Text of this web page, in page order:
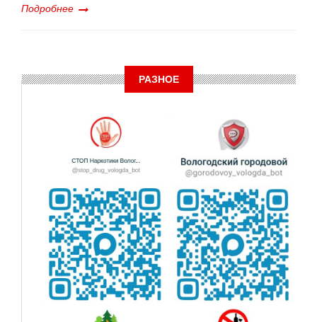
Подробнее
РАЗНОЕ